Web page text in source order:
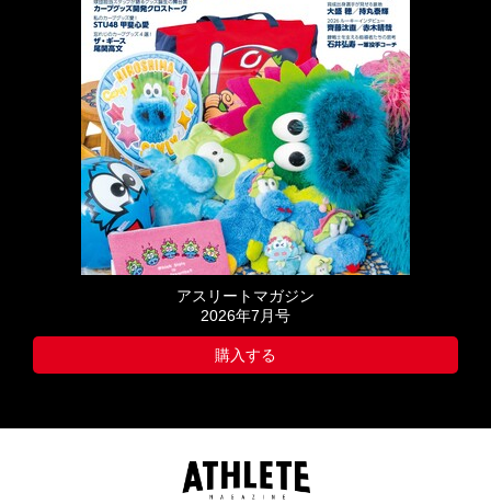
アスリートマガジン
2026年7月号
購入する